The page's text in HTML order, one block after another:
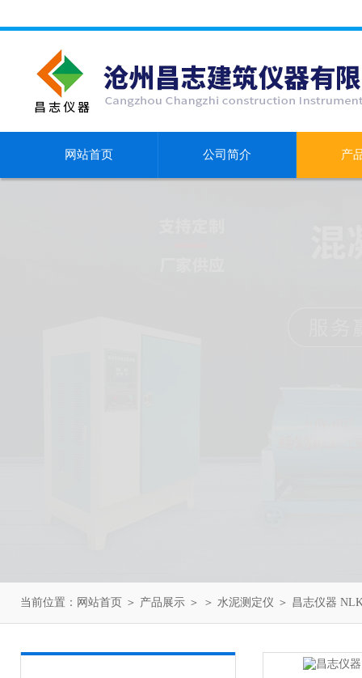
网站首页 公司简介 产
当前位置： 网站首页 ＞ 产品展示 ＞ ＞ 水泥测定仪 ＞ 昌志仪器